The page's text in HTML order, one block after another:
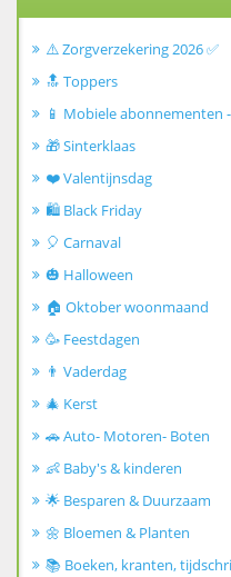
⚠️ Zorgverzekering 2026 ✅
🔝 Toppers
📱 Mobiele abonnementen
🎁 Sinterklaas
❤️ Valentijnsdag
🛍️ Black Friday
🎈 Carnaval
🎃 Halloween
🏠 Oktober woonmaand
🥳 Feestdagen
👨 Vaderdag
🎄 Kerst
🚗 Auto- Motoren- Boten
👶 Baby's & kinderen
🌟 Besparen & Duurzaam
🌼 Bloemen & Planten
📚 Boeken, kranten,